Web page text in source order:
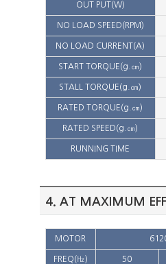
OUT PUT(W)
NO LOAD SPEED(RPM)
NO LOAD CURRENT(A)
START TORQUE(g.㎝)
STALL TORQUE(g.㎝)
RATED TORQUE(g.㎝)
RATED SPEED(g.㎝)
RUNNING TIME
4. AT MAXIMUM
MOTOR
FREQ(㎐) 50